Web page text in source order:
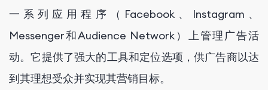
一系列应用程序（Facebook、Instagram、
Messenger和Audience Network）上管理广告活
动。它提供了强大的工具和定位选项，供广告商以达
到其理想受众并实现其营销目标。